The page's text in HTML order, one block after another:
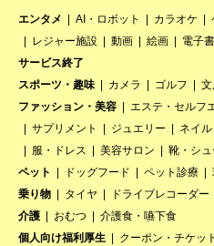
エンタメ AI・ロボット カラオケ
レジャー施設
動画 絵画 電子
サービス終了
スポーツ・趣味
カメラ ゴルフ
ファッション・美容
エステ・セルフ
サプリメント
ジュエリー ネイル
服・ドレス
美容サロン 靴・シ
ペット
ドッグフード ペット診療
乗り物
タイヤ ドライブレコーダー
介護
おむつ
介護食・嚥下食
個人向け福利厚生
クーポン・チケット